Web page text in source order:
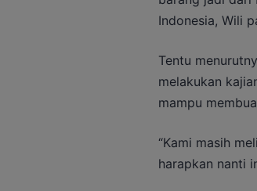
Indonesia, Wili
Tentu
melakukan
mampu
“Kami masih
harapkan nanti